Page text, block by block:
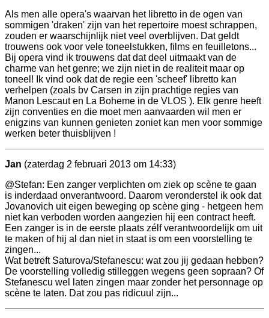
Als men alle opera's waarvan het libretto in de ogen van
sommigen 'draken' zijn van het repertoire moest schrappen,
zouden er waarschijnlijk niet veel overblijven. Dat geldt
trouwens ook voor vele toneelstukken, films en feuilletons...
Bij opera vind ik trouwens dat dat deel uitmaakt van de
charme van het genre; we zijn niet in de realiteit maar op
toneel! Ik vind ook dat de regie een 'scheef' libretto kan
verhelpen (zoals bv Carsen in zijn prachtige regies van
Manon Lescaut en La Boheme in de VLOS ). Elk genre heeft
zijn conventies en die moet men aanvaarden wil men er
enigzins van kunnen genieten zoniet kan men voor sommige
werken beter thuisblijven !
Jan (zaterdag 2 februari 2013 om 14:33)
@Stefan: Een zanger verplichten om ziek op scène te gaan
is inderdaad onverantwoord. Daarom veronderstel ik ook dat
Jovanovich uit eigen beweging op scène ging - hetgeen hem
niet kan verboden worden aangezien hij een contract heeft.
Een zanger is in de eerste plaats zélf verantwoordelijk om uit
te maken of hij al dan niet in staat is om een voorstelling te
zingen...
Wat betreft Saturova/Stefanescu: wat zou jij gedaan hebben?
De voorstelling volledig stilleggen wegens geen sopraan? Of
Stefanescu wel laten zingen maar zonder het personnage op
scène te laten. Dat zou pas ridicuul zijn...